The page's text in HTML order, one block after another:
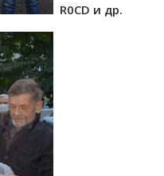
R0CD и др.